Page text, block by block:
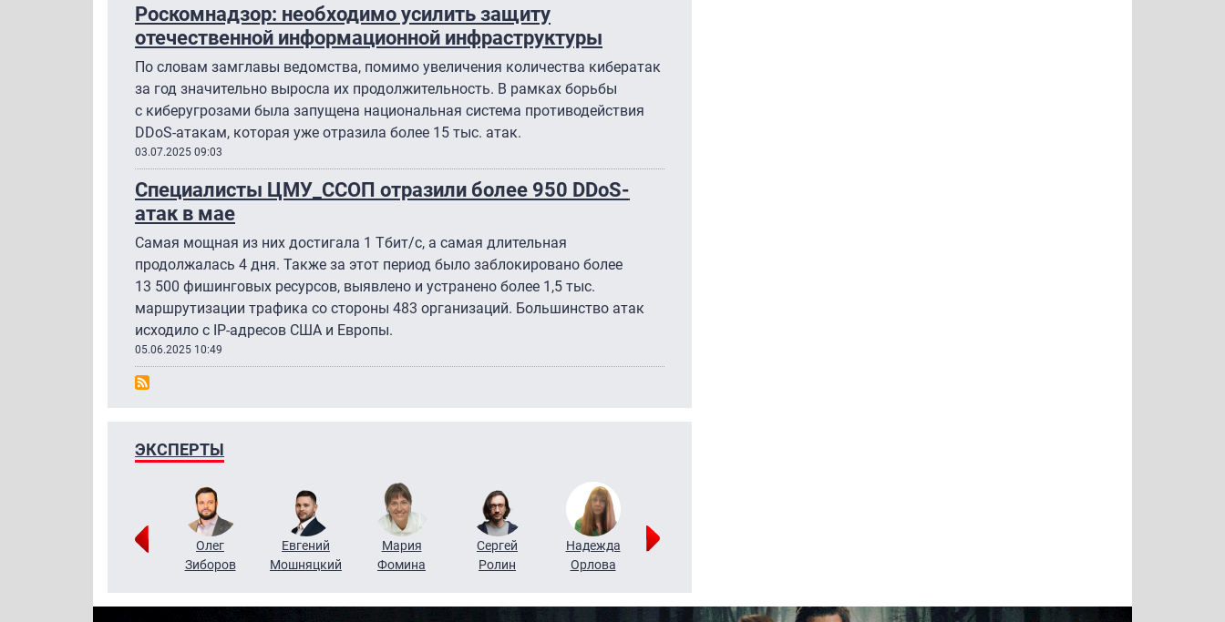
Роскомнадзор: необходимо усилить защиту
отечественной информационной инфраструктуры
По словам замглавы ведомства, помимо увеличения количества кибератак
за год значительно выросла их продолжительность. В рамках борьбы
с киберугрозами была запущена национальная система противодействия
DDoS-атакам, которая уже отразила более 15 тыс. атак.
03.07.2025 09:03
Специалисты ЦМУ_ССОП отразили более 950 DDoS-
атак в мае
Самая мощная из них достигала 1 Тбит/с, а самая длительная
продолжалась 4 дня. Также за этот период было заблокировано более
13 500 фишинговых ресурсов, выявлено и устранено более 1,5 тыс.
маршрутизации трафика со стороны 483 организаций. Большинство атак
исходило с IP-адресов США и Европы.
05.06.2025 10:49
ЭКСПЕРТЫ
Григорий
Олег
Зиборов
Евгений
Мошняцкий
Мария
Фомина
Сергей
Ролин
Надежда
Орлова